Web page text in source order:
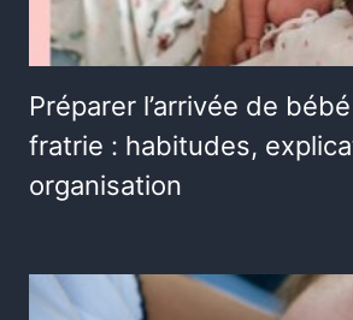
Préparer l’arrivée de
fratrie : habitudes,
organisation